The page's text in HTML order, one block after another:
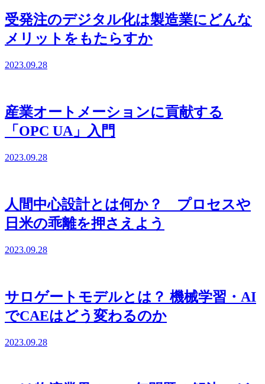
受発注のデジタル化は製造業にどんな
メリットをもたらすか
2023.09.28
産業オートメーションに貢献する
「OPC UA」入門
2023.09.28
人間中心設計とは何か？ プロセスや
日米の乖離を押さえよう
2023.09.28
サロゲートモデルとは？ 機械学習・AI
でCAEはどう変わるのか
2023.09.28